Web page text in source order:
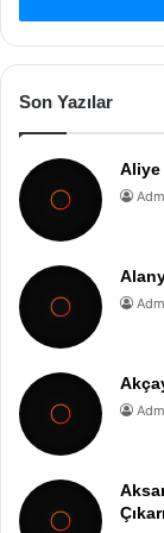
Son Yazılar
Aliye